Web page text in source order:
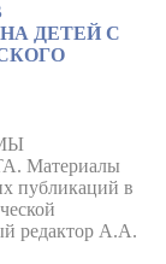
ДЕТЕЙ С
Материалы
публикаций в
редактор А.А.